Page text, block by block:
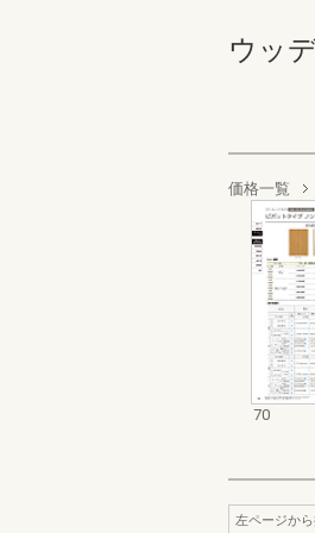
ウッ
価格一覧
70
左ページか